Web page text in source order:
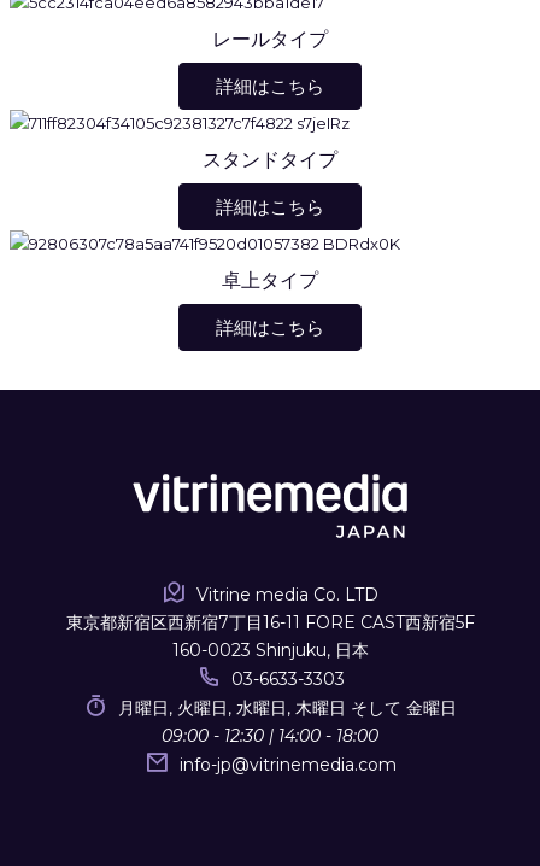
レールタイプ
詳細はこちら
スタンドタイプ
詳細はこちら
卓上タイプ
詳細はこちら
Vitrine media Co. LTD
東京都新宿区西新宿7丁目16-11 FORE CAST西新宿5F
160-0023 Shinjuku, 日本
03-6633-3303
月曜日, 火曜日, 水曜日, 木曜日 そして 金曜日
09:00 - 12:30 | 14:00 - 18:00
info-jp@vitrinemedia.com